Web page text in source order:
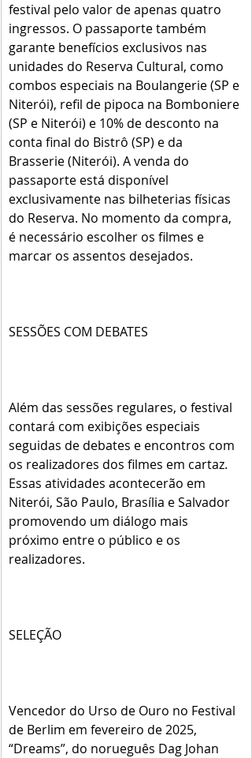
festival pelo valor de apenas quatro
ingressos. O passaporte também
garante benefícios exclusivos nas
unidades do Reserva Cultural, como
combos especiais na Boulangerie (SP e
Niterói), refil de pipoca na Bomboniere
(SP e Niterói) e 10% de desconto na
conta final do Bistrô (SP) e da
Brasserie (Niterói). A venda do
passaporte está disponível
exclusivamente nas bilheterias físicas
do Reserva. No momento da compra,
é necessário escolher os filmes e
marcar os assentos desejados.
SESSÕES COM DEBATES
Além das sessões regulares, o festival
contará com exibições especiais
seguidas de debates e encontros com
os realizadores dos filmes em cartaz.
Essas atividades acontecerão em
Niterói, São Paulo, Brasília e Salvador
promovendo um diálogo mais
próximo entre o público e os
realizadores.
SELEÇÃO
Vencedor do Urso de Ouro no Festival
de Berlim em fevereiro de 2025,
“Dreams”, do norueguês Dag Johan